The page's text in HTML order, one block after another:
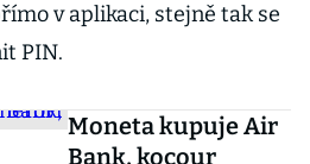
v aplikaci, stejně tak se
PIN.
Moneta kupuje Air
Bank, kocour